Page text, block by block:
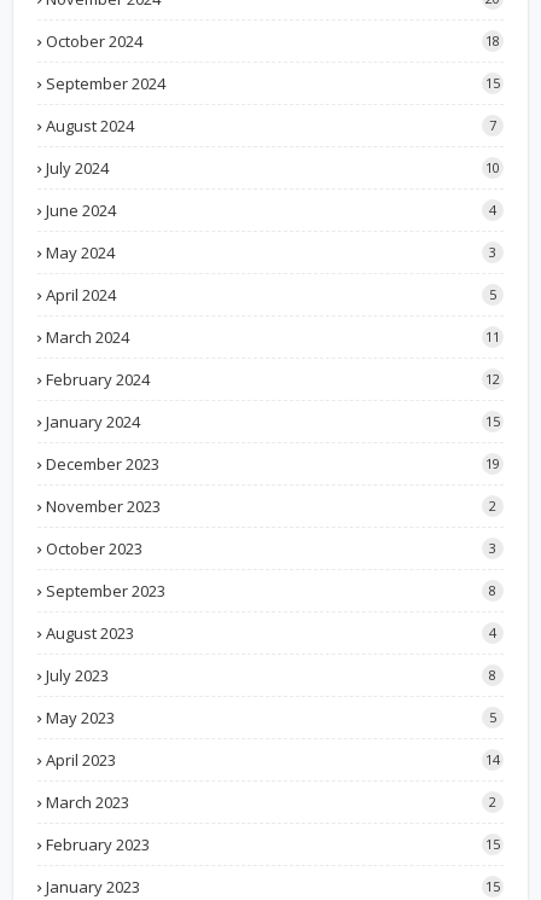
October 2024 18
September 2024 15
August 2024 7
July 2024 10
June 2024 4
May 2024 3
April 2024 5
March 2024 11
February 2024 12
January 2024 15
December 2023 19
November 2023 2
October 2023 3
September 2023 8
August 2023 4
July 2023 8
May 2023 5
April 2023 14
March 2023 2
February 2023 15
January 2023 15